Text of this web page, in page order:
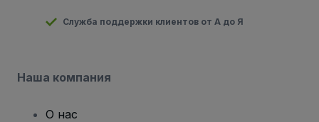
Служба поддержки клиентов от А до Я
Наша компания
О нас